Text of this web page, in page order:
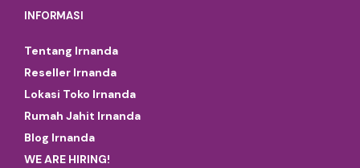
INFORMASI
Tentang Irnanda
Reseller Irnanda
Lokasi Toko Irnanda
Rumah Jahit Irnanda
Blog Irnanda
WE ARE HIRING!